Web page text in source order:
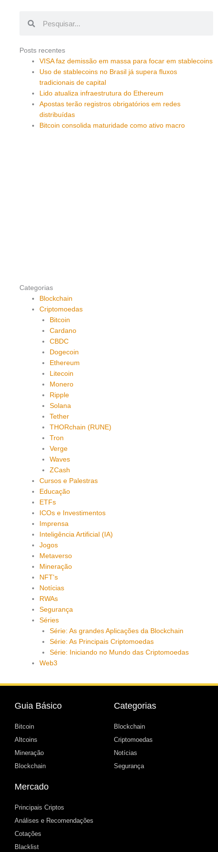
Posts recentes
VISA faz demissão em massa para focar em stablecoins
Uso de stablecoins no Brasil já supera fluxos
tradicionais de capital
Lido atualiza infraestrutura do Ethereum
Apostas terão registros obrigatórios em redes
distribuídas
Bitcoin consolida maturidade como ativo macro
Categorias
Blockchain
Criptomoedas
Bitcoin
Cardano
CBDC
Dogecoin
Ethereum
Litecoin
Monero
Ripple
Solana
Tether
THORchain (RUNE)
Tron
Verge
Waves
ZCash
Cursos e Palestras
Educação
ETFs
ICOs e Investimentos
Imprensa
Inteligência Artificial (IA)
Jogos
Metaverso
Mineração
NFT's
Notícias
RWAs
Segurança
Séries
Série: As grandes Aplicações da Blockchain
Série: As Principais Criptomoedas
Série: Iniciando no Mundo das Criptomoedas
Web3
Guia Básico
Bitcoin
Altcoins
Mineração
Blockchain
Categorias
Blockchain
Criptomoedas
Notícias
Segurança
Mercado
Principais Criptos
Análises e Recomendações
Cotações
Blacklist